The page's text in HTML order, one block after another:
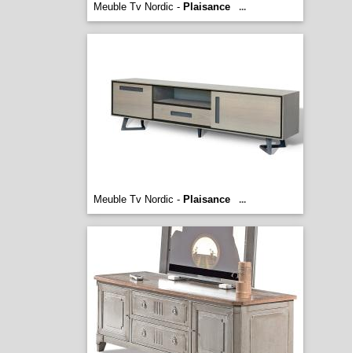
Meuble Tv Nordic - Plaisance ...
Meuble Tv Nordic - Plaisance ...